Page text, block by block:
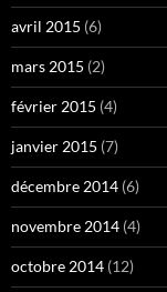
avril 2015 (6)
mars 2015 (2)
février 2015 (4)
janvier 2015 (7)
décembre 2014 (6)
novembre 2014 (4)
octobre 2014 (12)